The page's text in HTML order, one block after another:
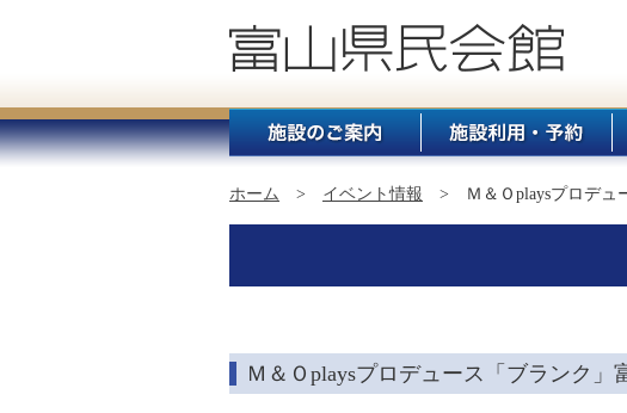
ホーム > イベント情報 > Ｍ＆Ｏplaysプロデュ
Ｍ＆Ｏplaysプロデュース「ブランク」